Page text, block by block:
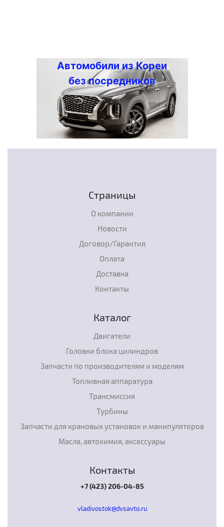
Автомобили из Кореи
без посредников
Страницы
О компании
Новости
Договор/Гарантия
Оплата
Доставка
Контакты
Каталог
Двигатели
Головки блока цилиндров
Запчасти по производителям и моделям
Топливная аппаратура
Трансмиссия
Турбины
Запчасти для крановых установок и манипуляторов
Масла, автохимия, аксессуары
Контакты
+7 (423) 206-04-85
vladivostok@dvsavto.ru